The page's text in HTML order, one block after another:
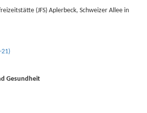
(JFS) Aplerbeck, Schweizer Allee in
21)
Gesundheit